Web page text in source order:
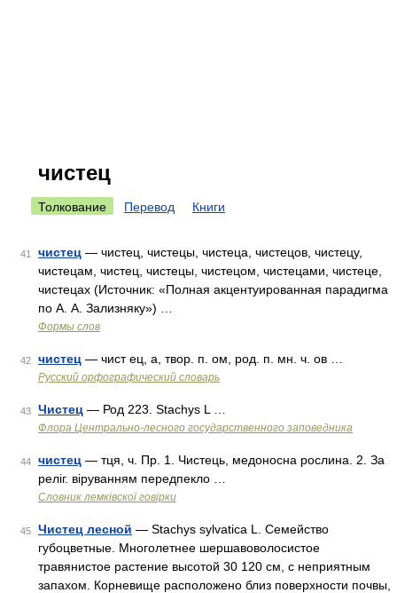
чистец
Толкование Перевод Книги
41 чистец — чистец, чистецы, чистеца, чистецов, чистецу,
чистецам, чистец, чистецы, чистецом, чистецами, чистеце,
чистецах (Источник: «Полная акцентуированная парадигма
по А. А. Зализняку») …
Формы слов
42 чистец — чист ец, а, твор. п. ом, род. п. мн. ч. ов …
Русский орфографический словарь
43 Чистец — Род 223. Stachys L …
Флора Центрально-лесного государственного заповедника
44 чистец — тця, ч. Пр. 1. Чистець, медоносна рослина. 2. За
реліг. віруванням передпекло …
Словник лемківскої говірки
45 Чистец лесной — Stachys sylvatica L. Семейство
губоцветные. Многолетнее шершавоволосистое
травянистое растение высотой 30 120 см, с неприятным
запахом. Корневище расположено близ поверхности почвы,